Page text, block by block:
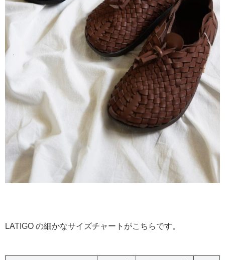
LATIGO の細かなサイズチャートがこちらです。